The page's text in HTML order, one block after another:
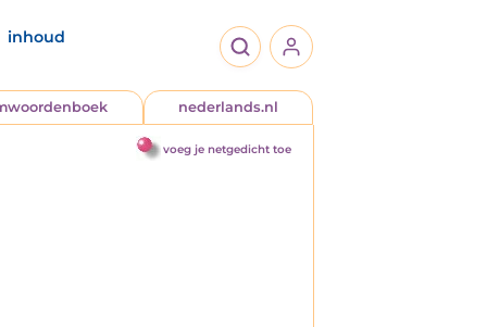
inhoud
nederlands.nl
voeg je netgedicht toe